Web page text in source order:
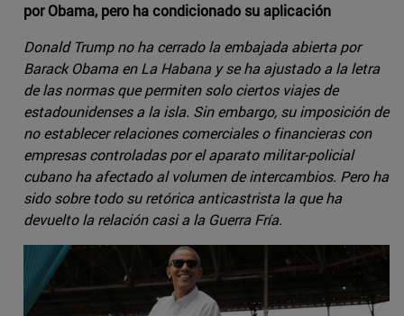
por Obama, pero ha condicionado su aplicación
Donald Trump no ha cerrado la embajada abierta por
Barack Obama en La Habana y se ha ajustado a la letra
de las normas que permiten solo ciertos viajes de
estadounidenses a la isla. Sin embargo, su imposición de
no establecer relaciones comerciales o financieras con
empresas controladas por el aparato militar-policial
cubano ha afectado al volumen de intercambios. Pero ha
sido sobre todo su retórica anticastrista la que ha
devuelto la relación casi a la Guerra Fría.